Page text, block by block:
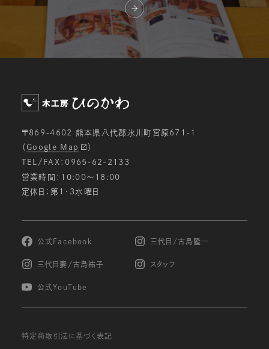
〒869-4602 熊本県八代郡氷川町宮原671-1
（ Google Map
）
TEL/FAX：0965-62-2133
営業時間：10:00〜18:00
定休日：第1・3水曜日
公式Facebook 三代目/古島隆一
三代目妻/古島祐子 スタッフ
公式YouTube
特定商取引法に基づく表記